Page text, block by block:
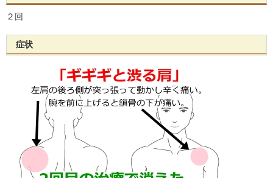
２回
症状